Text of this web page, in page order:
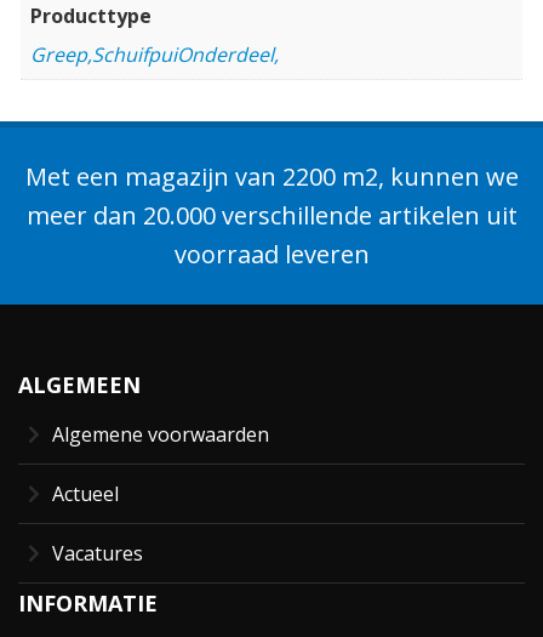
Producttype
Greep,SchuifpuiOnderdeel,
Met een magazijn van 2200 m2, kunnen we
meer dan 20.000 verschillende artikelen uit
voorraad leveren
ALGEMEEN
Algemene voorwaarden
Actueel
Vacatures
INFORMATIE